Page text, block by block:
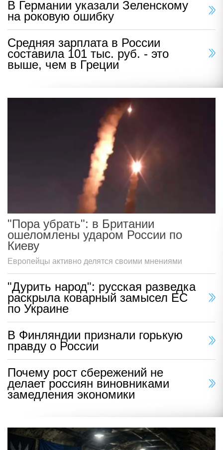
В Германии указали Зеленскому
на роковую ошибку
Средняя зарплата в России
составила 101 тыс. руб. - это
выше, чем в Греции
"Пора убрать": в Британии
ошеломлены ударом России по
Киеву
Европейцы активно делятся своими мнениями
"Дурить народ": русская разведка
раскрыла коварный замысел ЕС
по Украине
В Финляндии признали горькую
правду о России
Почему рост сбережений не
делает россиян виновниками
замедления экономики